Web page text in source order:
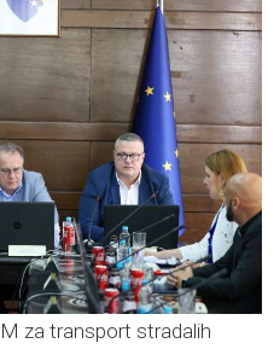
za transport stradalih